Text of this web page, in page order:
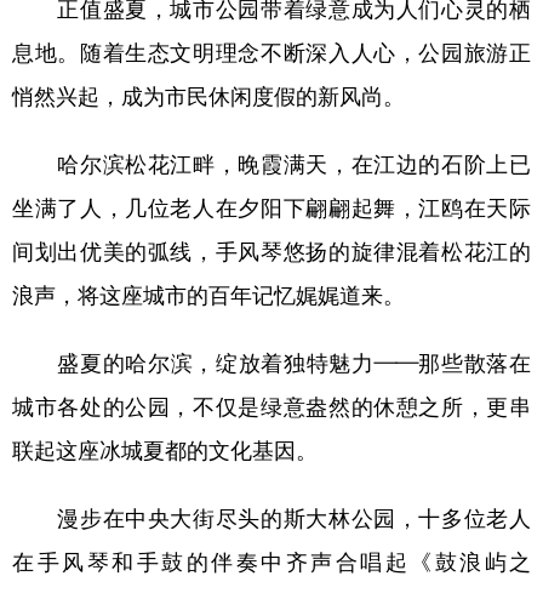
正值盛夏，城市公园带着绿意成为人们心灵的栖
息地。随着生态文明理念不断深入人心，公园旅游正
悄然兴起，成为市民休闲度假的新风尚。
哈尔滨松花江畔，晚霞满天，在江边的石阶上已
坐满了人，几位老人在夕阳下翩翩起舞，江鸥在天际
间划出优美的弧线，手风琴悠扬的旋律混着松花江的
浪声，将这座城市的百年记忆娓娓道来。
盛夏的哈尔滨，绽放着独特魅力——那些散落在
城市各处的公园，不仅是绿意盎然的休憩之所，更串
联起这座冰城夏都的文化基因。
漫步在中央大街尽头的斯大林公园，十多位老人
在手风琴和手鼓的伴奏中齐声合唱起《鼓浪屿之